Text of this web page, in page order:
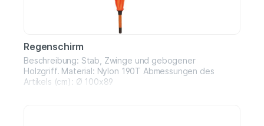
Regenschirm
Beschreibung: Stab, Zwinge und gebogener
Holzgriff. Material: Nylon 190T Abmessungen des
Artikels (cm): Ø 100x89